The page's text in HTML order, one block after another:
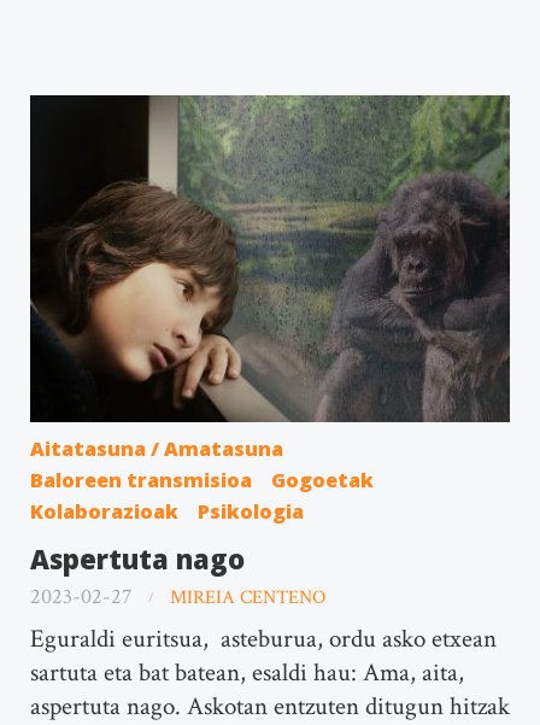
Aitatasuna / Amatasuna
Baloreen transmisioa
Gogoetak
Kolaborazioak
Psikologia
Aspertuta nago
2023-02-27 MIREIA CENTENO
Eguraldi euritsua, asteburua, ordu asko etxean
sartuta eta bat batean, esaldi hau: Ama, aita,
aspertuta nago. Askotan entzuten ditugun hitzak